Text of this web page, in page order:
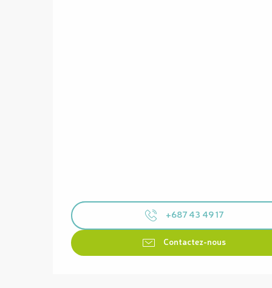
+687 43 49 17
Contactez-nous